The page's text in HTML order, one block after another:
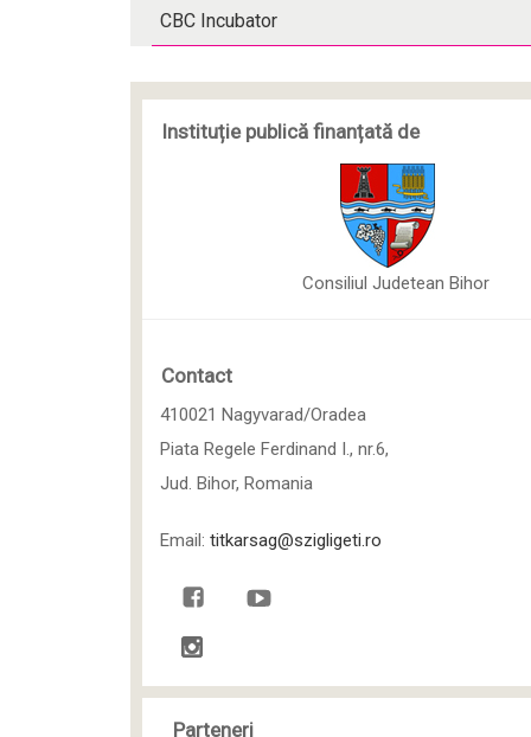
CBC Incubator
Instituție publică finanțată de
Consiliul Judetean Bihor
Contact
410021 Nagyvarad/Oradea
Piata Regele Ferdinand I., nr.6,
Jud. Bihor, Romania
Email: titkarsag@szigligeti.ro
Parteneri